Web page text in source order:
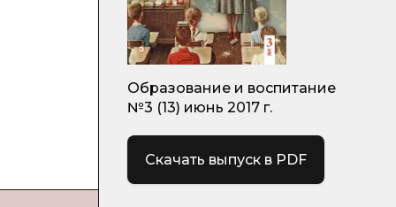
Образование и воспитание
№3 (13) июнь 2017 г.
Скачать выпуск в PDF